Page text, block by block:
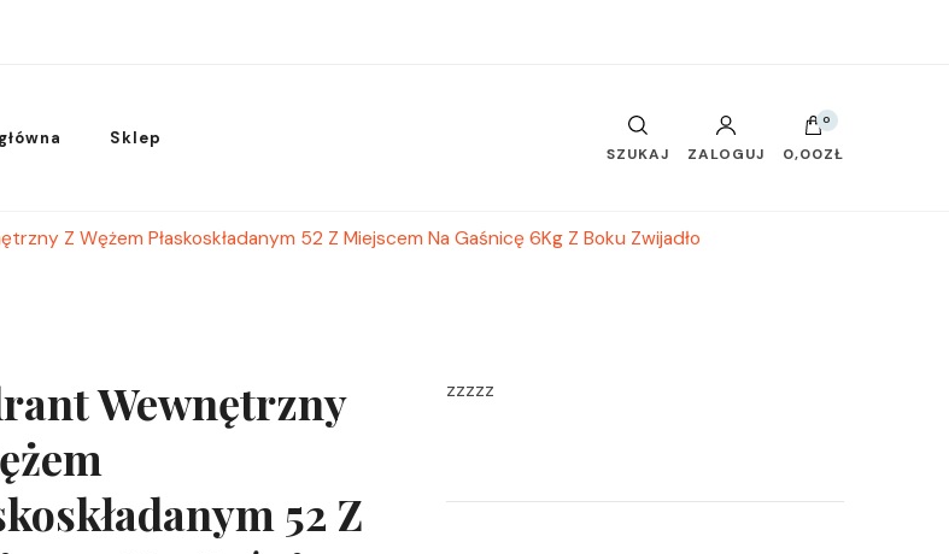
Sklep
SZUKAJ ZALOGUJ
0
0,00ZŁ
Z Wężem Płaskoskładanym 52 Z Miejscem Na Gaśnicę 6Kg Z Boku Zwijadło
Wewnętrzny
52 Z
zzzzz